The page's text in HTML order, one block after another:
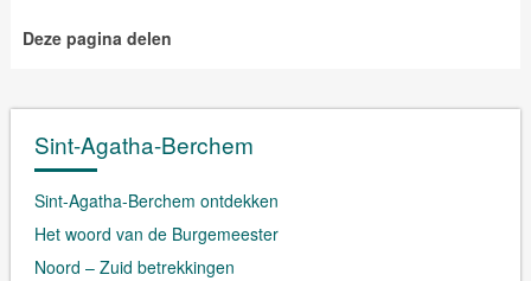
Deze pagina delen
Sint-Agatha-Berchem
Sint-Agatha-Berchem ontdekken
Het woord van de Burgemeester
Noord – Zuid betrekkingen